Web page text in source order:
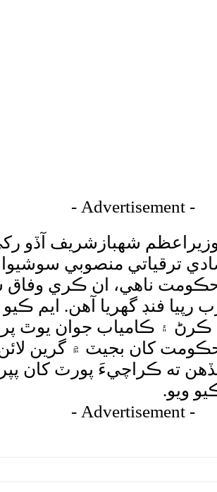
- Advertisement -
وزيراعظم شهبازشريف آڏو
ترقياتي منصوبي سوشيوا
ناهي، ان ڪري وفاق
ڪراچي، حيدرآباد ۽ ميرپورخاص لاءِ وفاق کان
۽ ڪامياب جوان يوٿ
کان بجيٽ ۾ گرين
ته ڪراچيءَ پورٽ کان
ويو.
- Advertisement -